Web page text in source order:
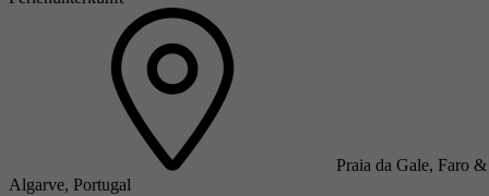
Praia da Gale, Faro &
Algarve, Portugal